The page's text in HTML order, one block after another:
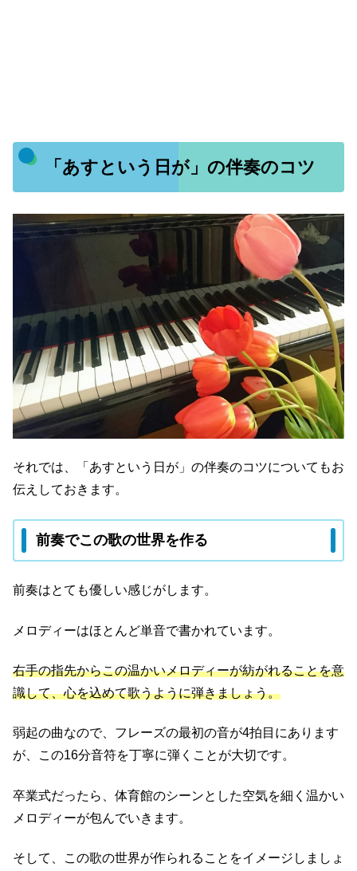
「あすという日が」の伴奏のコツ
それでは、「あすという日が」の伴奏のコツについてもお
伝えしておきます。
前奏でこの歌の世界を作る
前奏はとても優しい感じがします。
メロディーはほとんど単音で書かれています。
右手の指先からこの温かいメロディーが紡がれることを意
識して、心を込めて歌うように弾きましょう。
弱起の曲なので、フレーズの最初の音が4拍目にあります
が、この16分音符を丁寧に弾くことが大切です。
卒業式だったら、体育館のシーンとした空気を細く温かい
メロディーが包んでいきます。
そして、この歌の世界が作られることをイメージしましょ